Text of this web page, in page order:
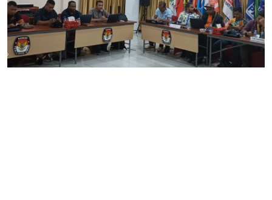
Daerah
Politik
Hukum